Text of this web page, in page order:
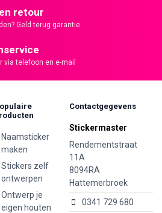
retour
Geld terug garantie
via telefoon en e-mail
Naamsticker
maken
Stickers zelf
ontwerpen
Ontwerp je
eigen houten
Contactgegevens
Stickermaster
Rendementstraat
11A
8094RA
Hattemerbroek
0341 729 680